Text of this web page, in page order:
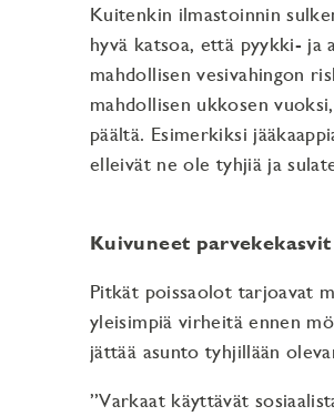
Kuitenkin ilmastoinnin
hyvä katsoa, että pyykki- ja
mahdollisen vesivahingon
mahdollisen ukkosen
päältä. Esimerkiksi
elleivät ne ole tyhjiä ja
Kuivuneet
Pitkät poissaolot tarjoavat
yleisimpiä virheitä ennen
jättää asunto tyhjillään
”Varkaat käyttävät